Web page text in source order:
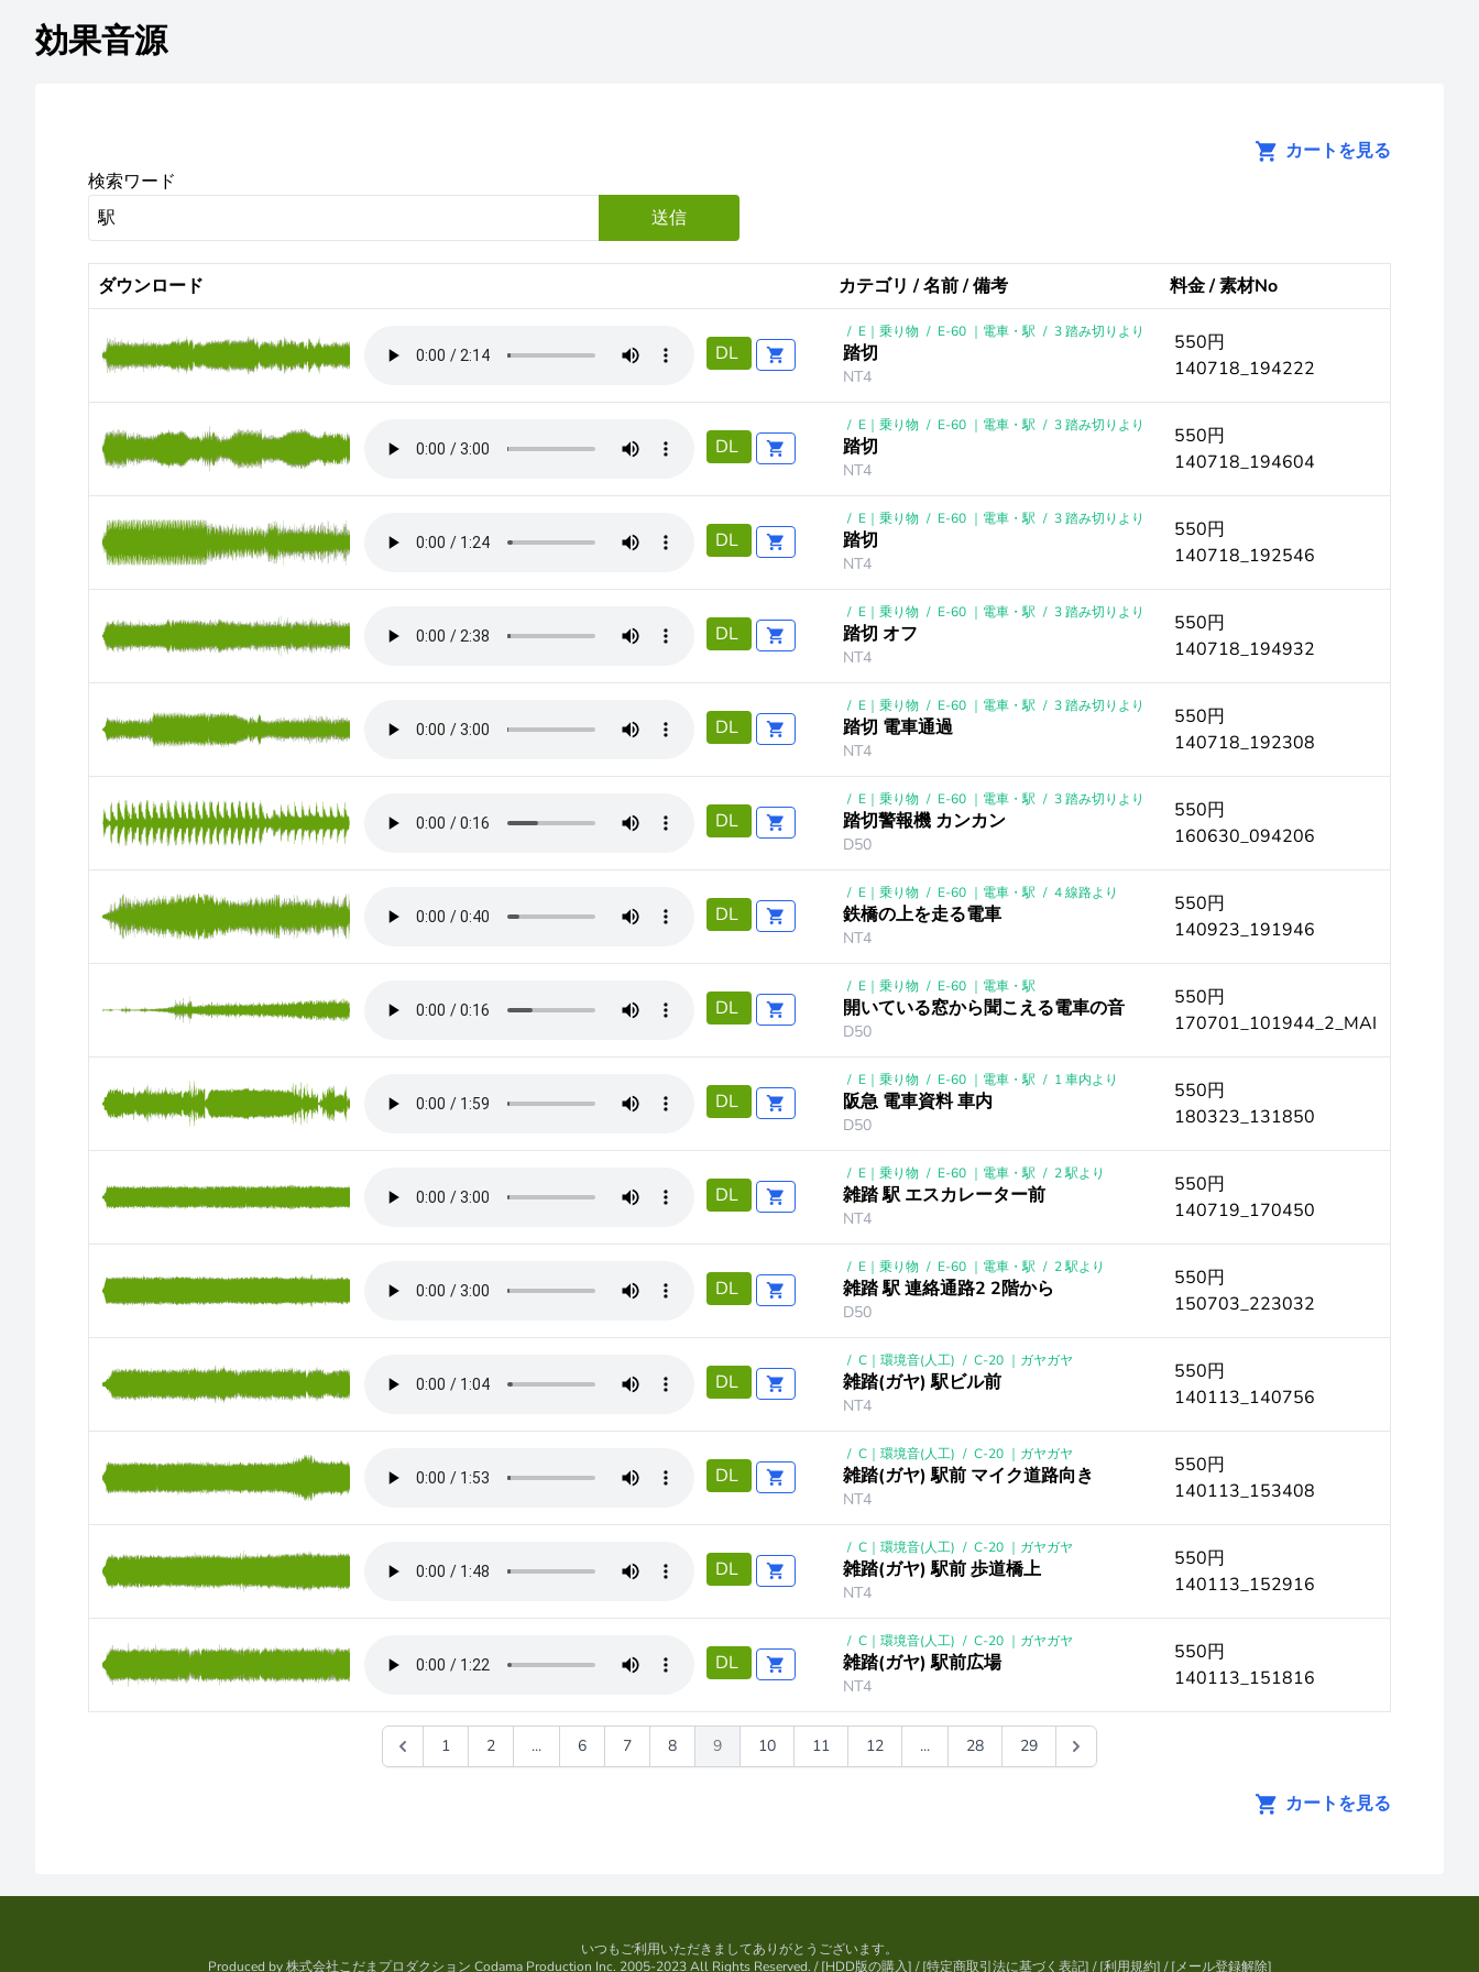
効果音源
カートを見る
検索ワード
送信
ダウンロード カテゴリ / 名前 / 備考 料金 / 素材No
DL
/ E｜乗り物 / E-60 ｜電車・駅 / 3 踏み切りより
踏切
NT4
550円
140718_194222
DL
/ E｜乗り物 / E-60 ｜電車・駅 / 3 踏み切りより
踏切
NT4
550円
140718_194604
DL
/ E｜乗り物 / E-60 ｜電車・駅 / 3 踏み切りより
踏切
NT4
550円
140718_192546
DL
/ E｜乗り物 / E-60 ｜電車・駅 / 3 踏み切りより
踏切 オフ
NT4
550円
140718_194932
DL
/ E｜乗り物 / E-60 ｜電車・駅 / 3 踏み切りより
踏切 電車通過
NT4
550円
140718_192308
DL
/ E｜乗り物 / E-60 ｜電車・駅 / 3 踏み切りより
踏切警報機 カンカン
D50
550円
160630_094206
DL
/ E｜乗り物 / E-60 ｜電車・駅 / 4 線路より
鉄橋の上を走る電車
NT4
550円
140923_191946
DL
/ E｜乗り物 / E-60 ｜電車・駅
開いている窓から聞こえる電車の音
D50
550円
170701_101944_2_MAI
DL
/ E｜乗り物 / E-60 ｜電車・駅 / 1 車内より
阪急 電車資料 車内
D50
550円
180323_131850
DL
/ E｜乗り物 / E-60 ｜電車・駅 / 2 駅より
雑踏 駅 エスカレーター前
NT4
550円
140719_170450
DL
/ E｜乗り物 / E-60 ｜電車・駅 / 2 駅より
雑踏 駅 連絡通路2 2階から
D50
550円
150703_223032
DL
/ C｜環境音(人工) / C-20 ｜ガヤガヤ
雑踏(ガヤ) 駅ビル前
NT4
550円
140113_140756
DL
/ C｜環境音(人工) / C-20 ｜ガヤガヤ
雑踏(ガヤ) 駅前 マイク道路向き
NT4
550円
140113_153408
DL
/ C｜環境音(人工) / C-20 ｜ガヤガヤ
雑踏(ガヤ) 駅前 歩道橋上
NT4
550円
140113_152916
DL
/ C｜環境音(人工) / C-20 ｜ガヤガヤ
雑踏(ガヤ) 駅前広場
NT4
550円
140113_151816
1 2 ... 6 7 8 9 10 11 12 ... 28 29
カートを見る
いつもご利用いただきましてありがとうございます。
Produced by株式会社こだまプロダクション Codama Production Inc. 2005-2023 All Rights Reserved. / [HDD版の購入] / [特定商取引法に基づく表記] / [利用規約] / [メール登録解除]